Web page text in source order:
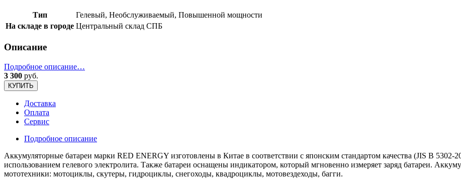
Тип
Гелевый, Необслуживаемый, Повышенной мощности
На складе в городе Центральный склад СПБ
Описание
Подробное описание…
3 300 руб.
КУПИТЬ
Доставка
Оплата
Сервис
Подробное описание
Аккумуляторные батареи марки RED ENERGY изготовлены в Китае в соответствии c японским стандартом качества (JIS В
использованием гелевого электролита. Также батареи оснащены индикатором, который мгновенно измеряет заряд батареи.
мототехники: мотоциклы, скутеры, гидроциклы, снегоходы, квадроциклы, мотовездеходы, багги.